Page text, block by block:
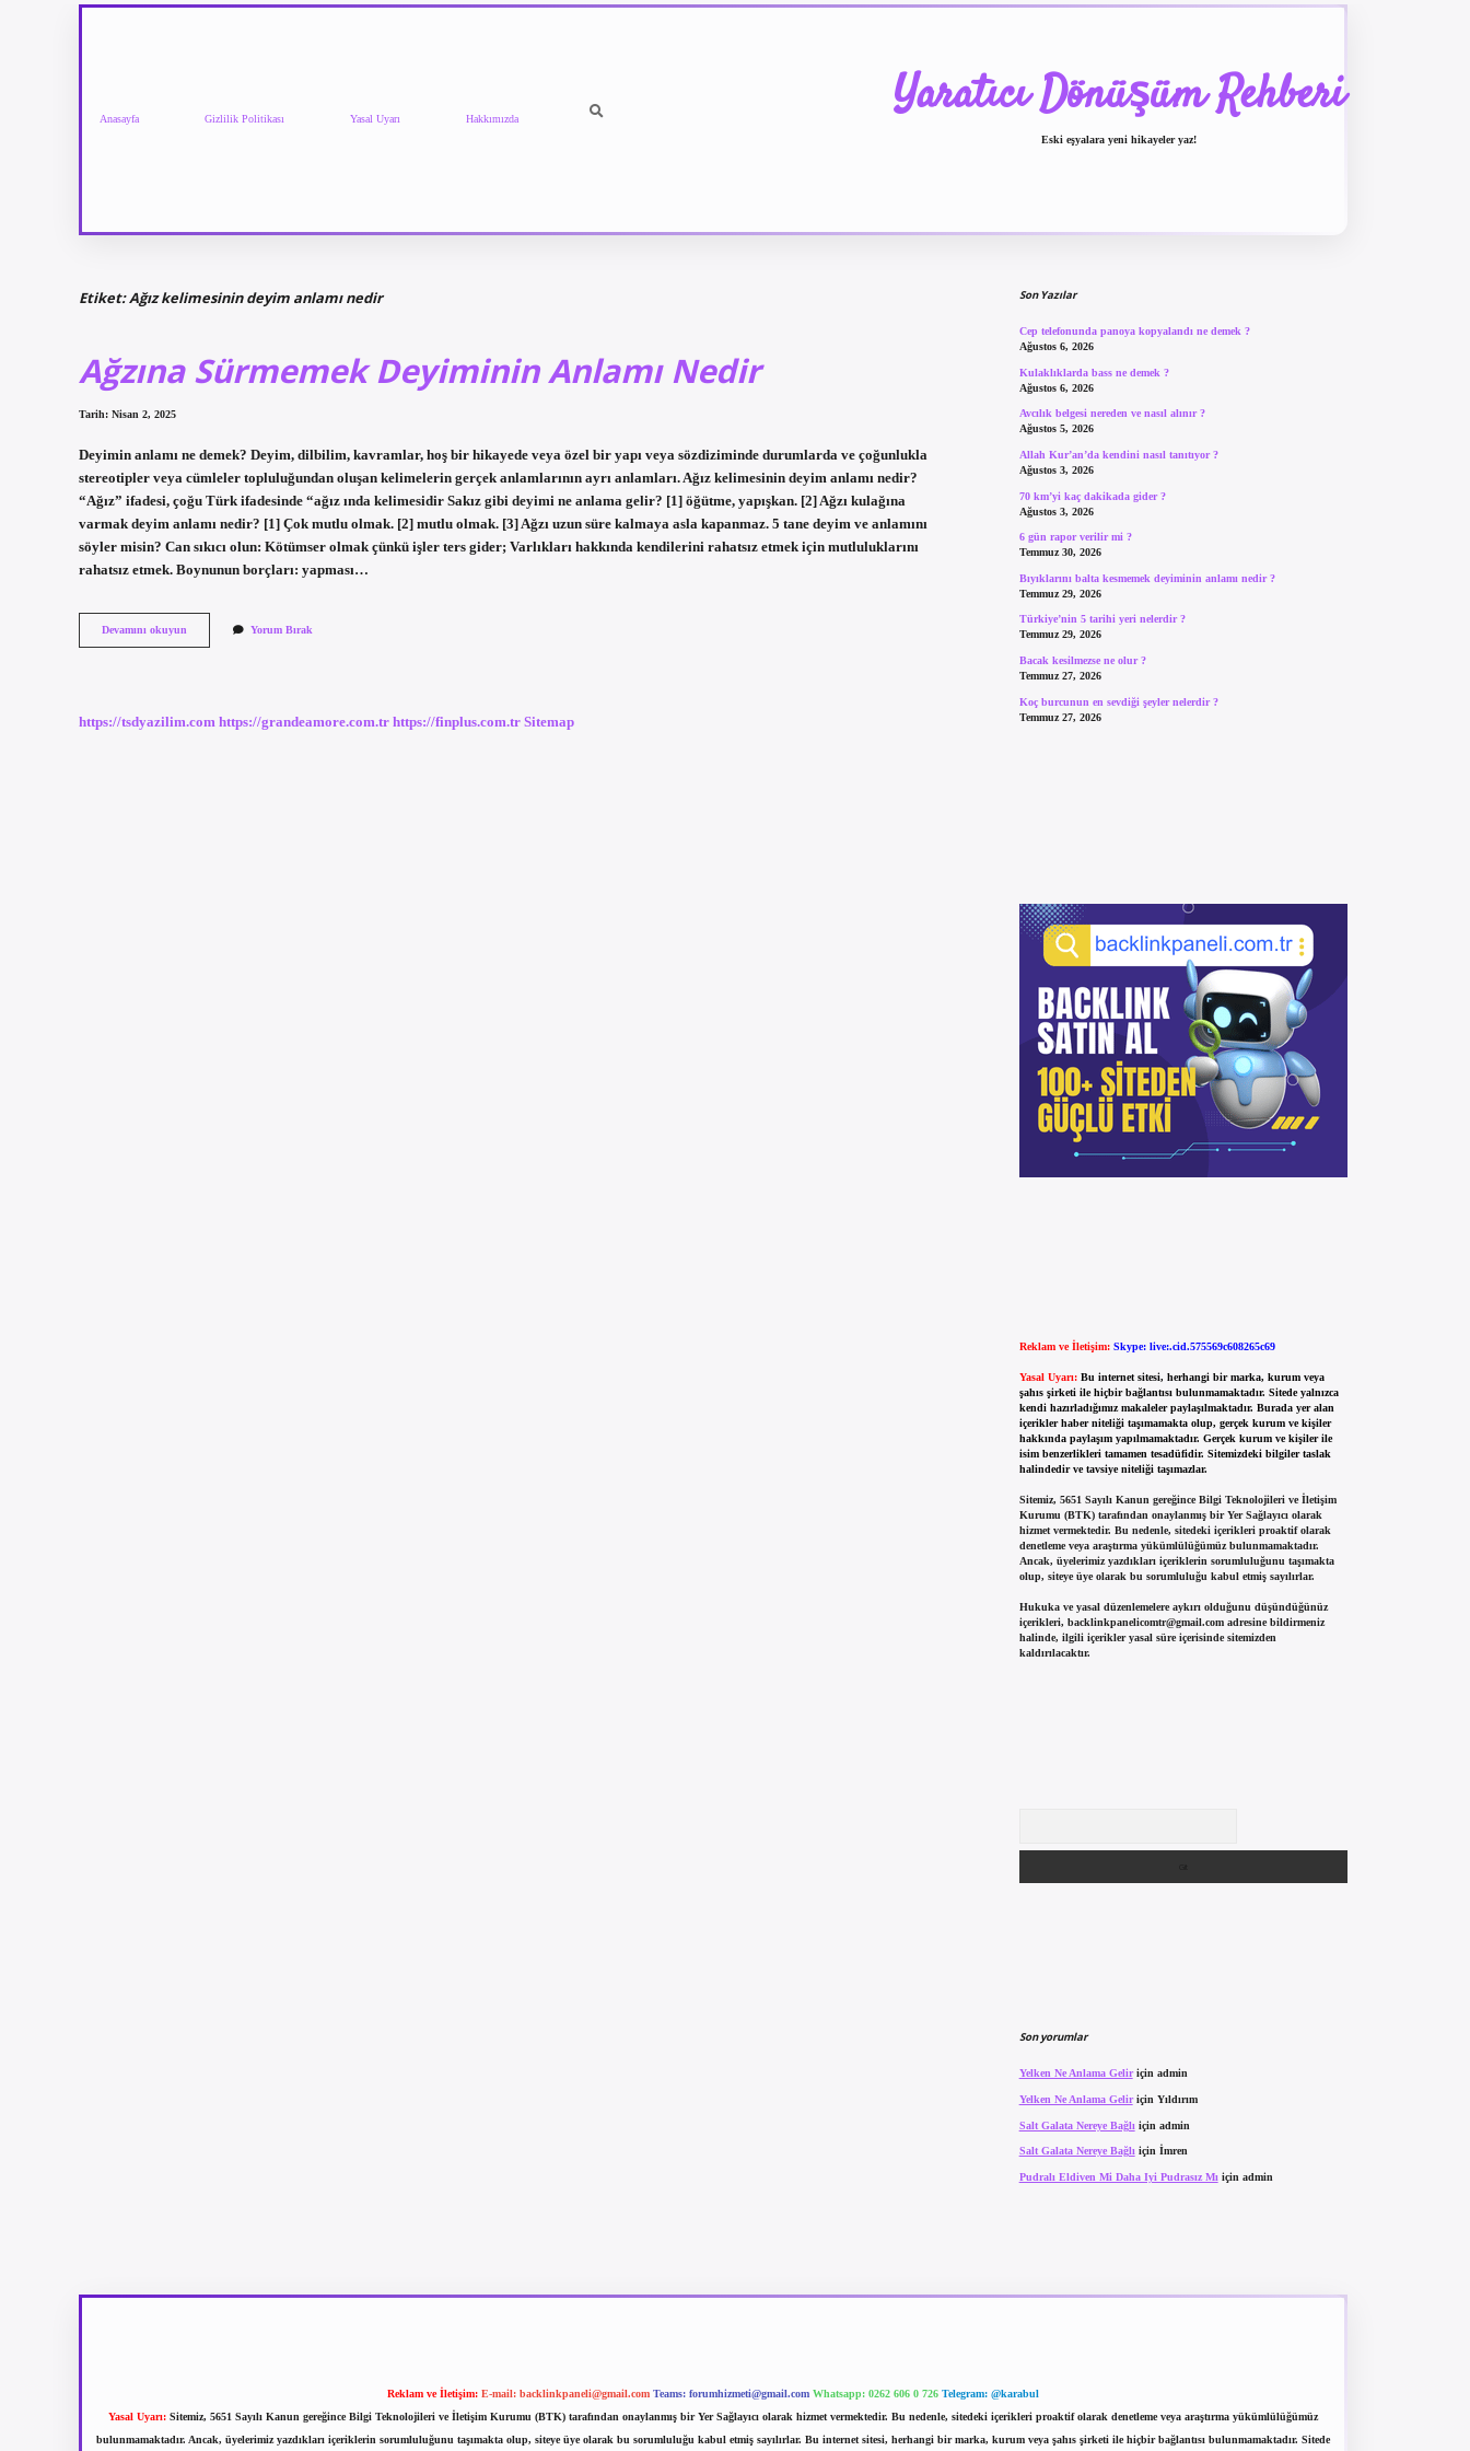
Anasayfa Gizlilik Politikası Yasal Uyarı Hakkımızda Yaratıcı Dönüşüm Rehberi
Eski eşyalara yeni hikayeler yaz!
Etiket:Ağız kelimesinin deyim anlamı nedir
Ağzına Sürmemek Deyiminin Anlamı Nedir
Tarih: Nisan 2, 2025
Deyimin anlamı ne demek? Deyim, dilbilim, kavramlar, hoş bir hikayede veya özel bir yapı veya sözdiziminde durumlarda ve çoğunlukla
stereotipler veya cümleler topluluğundan oluşan kelimelerin gerçek anlamlarının ayrı anlamları. Ağız kelimesinin deyim anlamı nedir?
“Ağız” ifadesi, çoğu Türk ifadesinde “ağız ında kelimesidir Sakız gibi deyimi ne anlama gelir? [1] öğütme, yapışkan. [2] Ağzı kulağına
varmak deyim anlamı nedir? [1] Çok mutlu olmak. [2] mutlu olmak. [3] Ağzı uzun süre kalmaya asla kapanmaz. 5 tane deyim ve anlamını
söyler misin? Can sıkıcı olun: Kötümser olmak çünkü işler ters gider; Varlıkları hakkında kendilerini rahatsız etmek için mutluluklarını
rahatsız etmek. Boynunun borçları: yapması…
Devamını okuyun
Sürmemek
Yorum Bırak
https://tsdyazilim.com https://grandeamore.com.tr https://finplus.com.tr Sitemap
Son Yazılar
Cep telefonunda panoya kopyalandı ne demek ?
Ağustos 6, 2026
Kulaklıklarda bass ne demek ?
Ağustos 6, 2026
Avcılık belgesi nereden ve nasıl alınır ?
Ağustos 5, 2026
Allah Kur’an’da kendini nasıl tanıtıyor ?
Ağustos 3, 2026
70 km’yi kaç dakikada gider ?
Ağustos 3, 2026
6 gün rapor verilir mi ?
Temmuz 30, 2026
Bıyıklarını balta kesmemek deyiminin anlamı nedir ?
Temmuz 29, 2026
Türkiye’nin 5 tarihi yeri nelerdir ?
Temmuz 29, 2026
Bacak kesilmezse ne olur ?
Temmuz 27, 2026
Koç burcunun en sevdiği şeyler nelerdir ?
Temmuz 27, 2026
Reklam ve İletişim: Skype: live:.cid.575569c608265c69
Yasal Uyarı: Bu internet sitesi, herhangi bir marka, kurum veya
şahıs şirketi ile hiçbir bağlantısı bulunmamaktadır. Sitede yalnızca
kendi hazırladığımız makaleler paylaşılmaktadır. Burada yer alan
içerikler haber niteliği taşımamakta olup, gerçek kurum ve kişiler
hakkında paylaşım yapılmamaktadır. Gerçek kurum ve kişiler ile
isim benzerlikleri tamamen tesadüfidir. Sitemizdeki bilgiler taslak
halindedir ve tavsiye niteliği taşımazlar.
Sitemiz, 5651 Sayılı Kanun gereğince Bilgi Teknolojileri ve İletişim
Kurumu (BTK) tarafından onaylanmış bir Yer Sağlayıcı olarak
hizmet vermektedir. Bu nedenle, sitedeki içerikleri proaktif olarak
denetleme veya araştırma yükümlülüğümüz bulunmamaktadır.
Ancak, üyelerimiz yazdıkları içeriklerin sorumluluğunu taşımakta
olup, siteye üye olarak bu sorumluluğu kabul etmiş sayılırlar.
Hukuka ve yasal düzenlemelere aykırı olduğunu düşündüğünüz
içerikleri, backlinkpanelicomtr@gmail.comadresine bildirmeniz
halinde, ilgili içerikler yasal süre içerisinde sitemizden
kaldırılacaktır.
Son yorumlar
Yelken Ne Anlama Geliriçin admin
Yelken Ne Anlama Geliriçin Yıldırım
Salt Galata Nereye Bağlı için admin
Salt Galata Nereye Bağlı için İmren
Pudralı Eldiven Mi Daha Iyi Pudrasız Mı için admin
Reklam ve İletişim: E-mail: backlinkpaneli@gmail.com Teams: forumhizmeti@gmail.com Whatsapp: 0262 606 0 726 Telegram: @karabul
Yasal Uyarı: Sitemiz, 5651 Sayılı Kanun gereğince Bilgi Teknolojileri ve İletişim Kurumu (BTK) tarafından onaylanmış bir Yer Sağlayıcı olarak hizmet vermektedir. Bu nedenle, sitedeki içerikleri proaktif olarak denetleme veya araştırma yükümlülüğümüz
bulunmamaktadır. Ancak, üyelerimiz yazdıkları içeriklerin sorumluluğunu taşımakta olup, siteye üye olarak bu sorumluluğu kabul etmiş sayılırlar. Bu internet sitesi, herhangi bir marka, kurum veya şahıs şirketi ile hiçbir bağlantısı bulunmamaktadır. Sitede